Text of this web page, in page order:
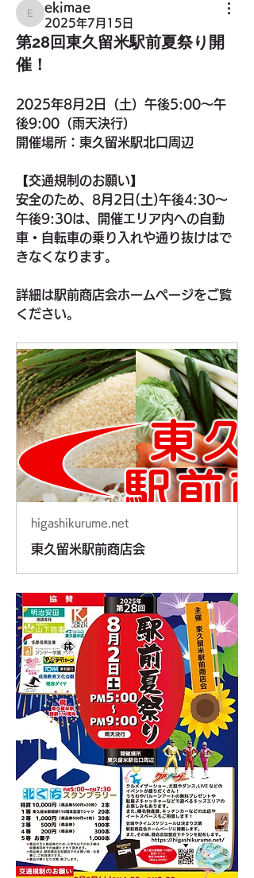
ekimae
ekimae
2025年7月15日
第28回東久留米駅前夏祭り開
催！
2025年8月2日（土）午後5:00～午
後9:00（雨天決行）
開催場所：東久留米駅北口周辺
【交通規制のお願い】
安全のため、8月2日(土)午後4:30～
午後9:30は、開催エリア内への自動
車・自転車の乗り入れや通り抜けはで
きなくなります。
詳細は駅前商店会ホームページをご覧
ください。
higashikurume.net
東久留米駅前商店会